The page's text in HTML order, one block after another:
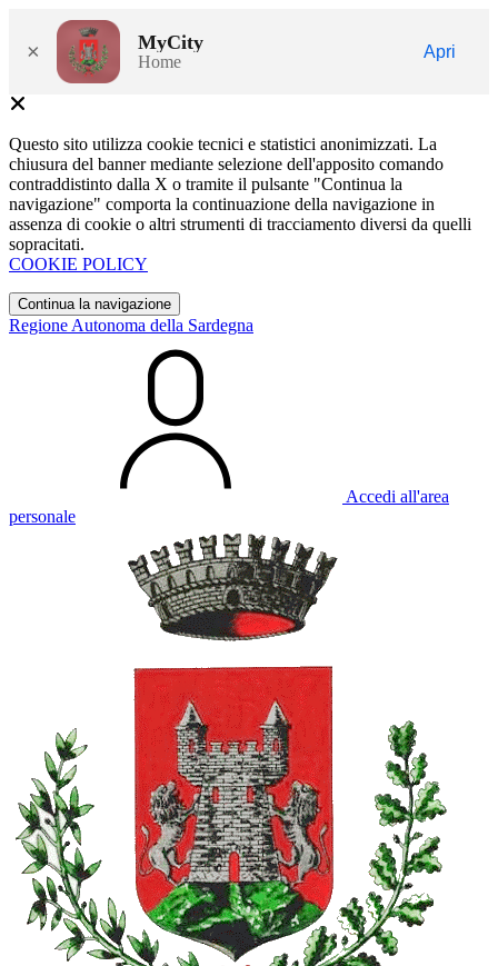
× MyCity
Home
Apri
Questo sito utilizza cookie tecnici e statistici anonimizzati. La
chiusura del banner mediante selezione dell'apposito comando
contraddistinto dalla X o tramite il pulsante "Continua la
navigazione" comporta la continuazione della navigazione in
assenza di cookie o altri strumenti di tracciamento diversi da quelli
sopracitati.
COOKIE POLICY
Continua la navigazione
Regione Autonoma della Sardegna
Accedi all'area
personale